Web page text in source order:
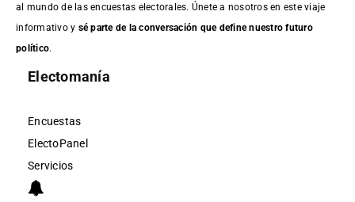
al mundo de las encuestas electorales. Únete a nosotros en este viaje
informativo y sé parte de la conversación que define nuestro futuro
político.
Electomanía
Encuestas
ElectoPanel
Servicios